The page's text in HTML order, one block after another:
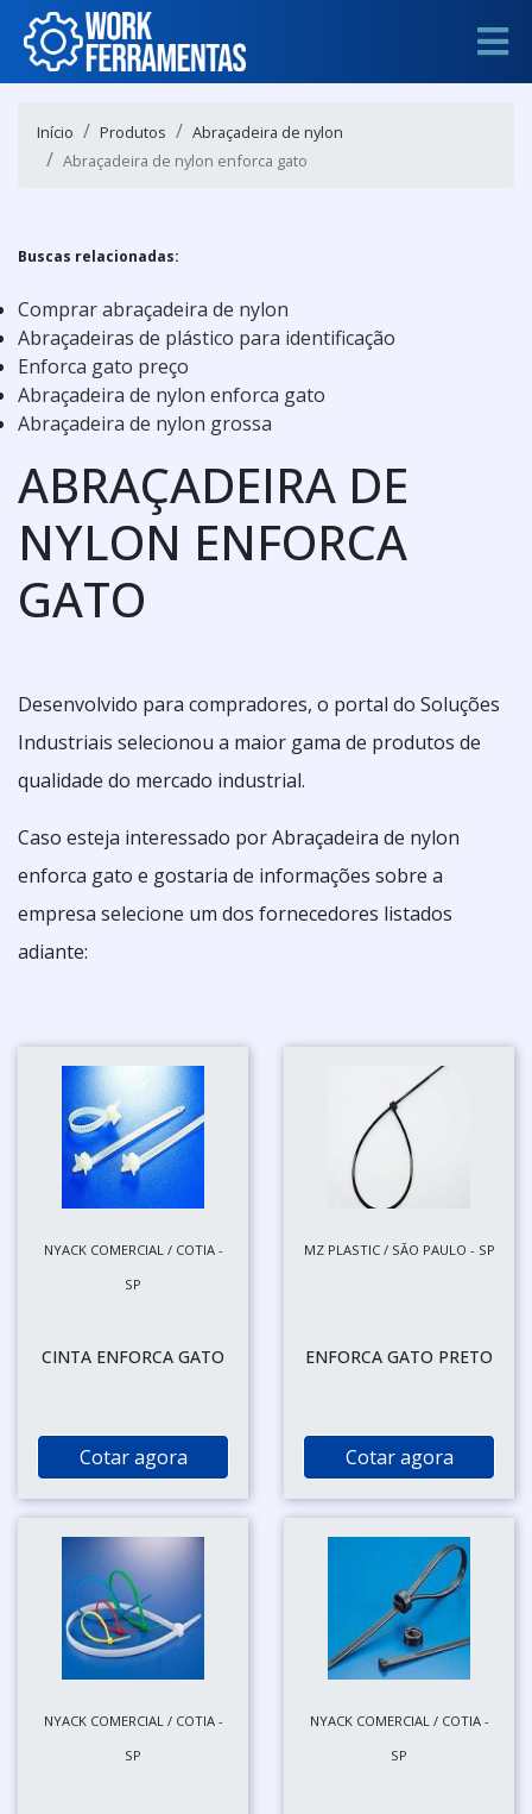
Início Produtos
Abraçadeira de nylon
Abraçadeira de nylon enforca gato
Buscas relacionadas:
Comprar abraçadeira de nylon
Abraçadeiras de plástico para identificação
Enforca gato preço
Abraçadeira de nylon enforca gato
Abraçadeira de nylon grossa
ABRAÇADEIRA DE
NYLON ENFORCA
GATO
Desenvolvido para compradores, o portal do Soluções
Industriais selecionou a maior gama de produtos de
qualidade do mercado industrial.
Caso esteja interessado por Abraçadeira de nylon
enforca gato e gostaria de informações sobre a
empresa selecione um dos fornecedores listados
adiante:
NYACK COMERCIAL / COTIA -
SP
CINTA ENFORCA GATO
Cotar agora
MZ PLASTIC / SÃO PAULO - SP
ENFORCA GATO PRETO
Cotar agora
NYACK COMERCIAL / COTIA -
SP
NYACK COMERCIAL / COTIA -
SP